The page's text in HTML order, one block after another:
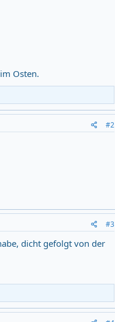
Osten.
#2
#3
dicht gefolgt von der